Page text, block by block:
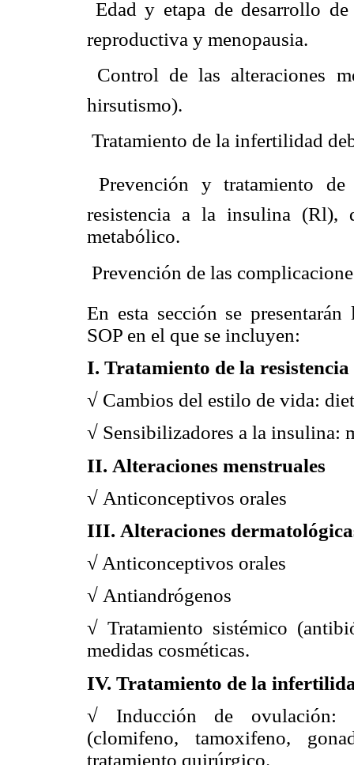
 Edad y etapa de desarrollo
reproductiva y menopausia.
 Control de las alteraciones
hirsutismo).
 Tratamiento de la infertilidad
 Prevención y tratamiento
resistencia a la insulina (Rl),
metabólico.
 Prevención de las
En esta sección se
SOP en el que se incluyen:
I. Tratamiento de la
√ Cambios del estilo de vida:
√ Sensibilizadores a la insulina:
II. Alteraciones menstruales
√ Anticonceptivos orales
III. Alteraciones
√ Anticonceptivos orales
√ Antiandrógenos
√ Tratamiento sistémico
medidas cosméticas.
IV. Tratamiento de la
√ Inducción de ovulación:
(clomifeno, tamoxifeno,
tratamiento quirúrgico.